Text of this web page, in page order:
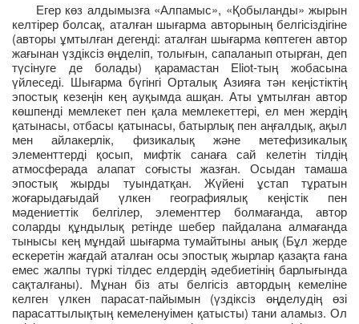
Егер көз алдымызға «Алпамыс», «Қобыланды» жырын
келтірер болсақ, аталған шығарма авторының белгісіздігіне
(авторы ұмтылған дегенді: аталған шығарма көптеген автор
жағынан үздіксіз өңделіп, толығын, сапаланып отырған, деп
түсінуге де болады) қарамастан Eliot-тың жобасына
үйлеседі. Шығарма бүгінгі Орталық Азияға тән кеңістіктің
эпостық кезеңін кең ауқымда ашқан. Аты ұмтылған автор
көшпенді мемлекет пен қала мемлекеттері, ел мен жердің
қатынасы, отбасы қатынасы, батырлық пен аңғалдық, ақыл
мен айлакерлік, физикалық және метефизикалық
элементтерді қосып, мифтік санаға сай келетін тілдің
атмосферада алапат соғысты жазған. Осыдан тамаша
эпостық жырды туындатқан. Жүйені ұстап тұратын
жоғарыдағыдай үлкен географиялық кеңістік пен
мәдениеттік белгілер, элементтер болмағанда, автор
соларды құндылық ретінде шебер пайдалана алмағанда
тынысы кең мұндай шығарма тумайтыны анық (Бұл жерде
ескеретін жағдай аталған осы эпостық жырлар қазақта ғана
емес жалпы түркі тілдес елдердің әдебиетінің барлығында
сақталғаны). Мұнан біз аты белгісіз автордың кемеліне
келген үлкен парасат-пайымын (үздіксіз өңделудің өзі
парасаттылықтың кемеленуімен қатысты) тани аламыз. Ол